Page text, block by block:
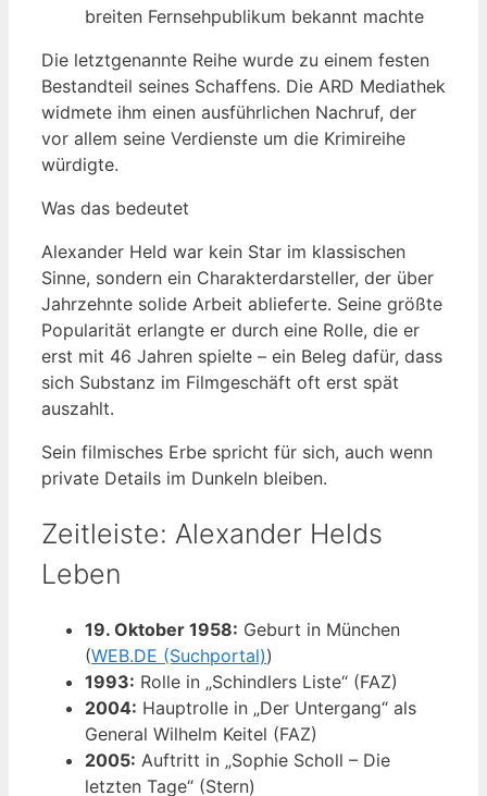
breiten Fernsehpublikum bekannt machte
Die letztgenannte Reihe wurde zu einem festen
Bestandteil seines Schaffens. Die ARD Mediathek
widmete ihm einen ausführlichen Nachruf, der
vor allem seine Verdienste um die Krimireihe
würdigte.
Was das bedeutet
Alexander Held war kein Star im klassischen
Sinne, sondern ein Charakterdarsteller, der über
Jahrzehnte solide Arbeit ablieferte. Seine größte
Popularität erlangte er durch eine Rolle, die er
erst mit 46 Jahren spielte – ein Beleg dafür, dass
sich Substanz im Filmgeschäft oft erst spät
auszahlt.
Sein filmisches Erbe spricht für sich, auch wenn
private Details im Dunkeln bleiben.
Zeitleiste: Alexander Helds
Leben
19. Oktober 1958: Geburt in München
(WEB.DE (Suchportal))
1993: Rolle in „Schindlers Liste“ (FAZ)
2004: Hauptrolle in „Der Untergang“ als
General Wilhelm Keitel (FAZ)
2005: Auftritt in „Sophie Scholl – Die
letzten Tage“ (Stern)